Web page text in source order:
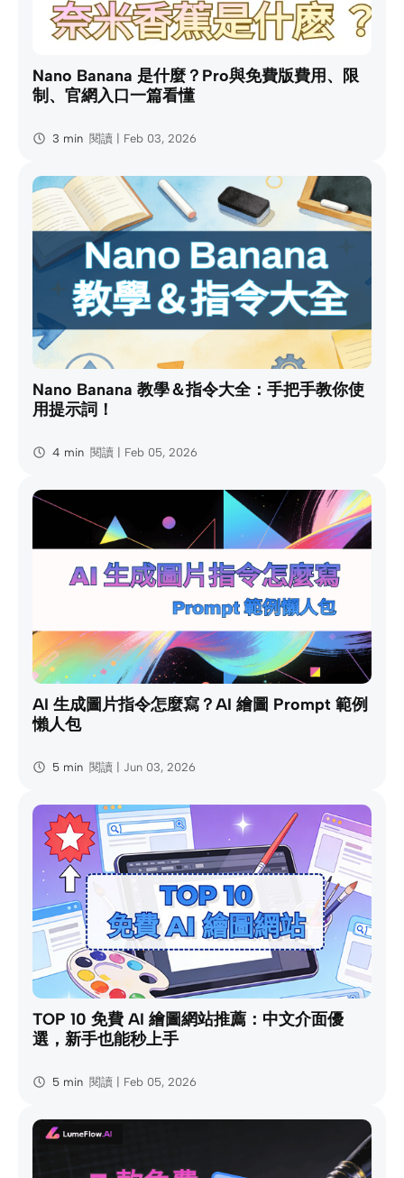
Nano Banana 是什麼？Pro與免費版費用、限
制、官網入口一篇看懂
3 min 閱讀 | Feb 03, 2026
Nano Banana 教學＆指令大全：手把手教你使
用提示詞！
4 min 閱讀 | Feb 05, 2026
AI 生成圖片指令怎麼寫？AI 繪圖 Prompt 範例
懶人包
5 min 閱讀 | Jun 03, 2026
TOP 10 免費 AI 繪圖網站推薦：中文介面優
選，新手也能秒上手
5 min 閱讀 | Feb 05, 2026